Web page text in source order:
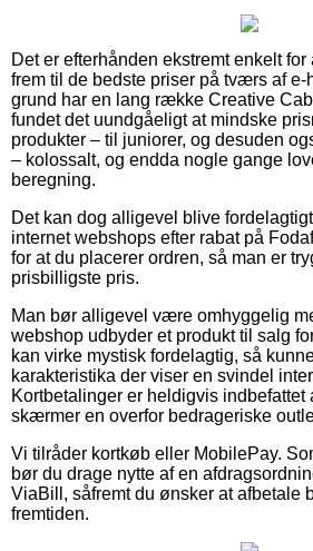
Det er efterhånden ekstremt enkelt
frem til de bedste priser på tværs af e-
grund har en lang række Creative
fundet det uundgåeligt at mindske
produkter – til juniorer, og desuden
– kolossalt, og endda nogle gange
beregning.
Det kan dog alligevel blive
internet webshops efter rabat på
for at du placerer ordren, så man er
prisbilligste pris.
Man bør alligevel være omhyggelig
webshop udbyder et produkt til salg
kan virke mystisk fordelagtig, så
karakteristika der viser en svindel
Kortbetalinger er heldigvis indbefattet
skærmer en overfor bedrageriske
Vi tilråder kortkøb eller MobilePay.
bør du drage nytte af en
ViaBill, såfremt du ønsker at afbetale
fremtiden.